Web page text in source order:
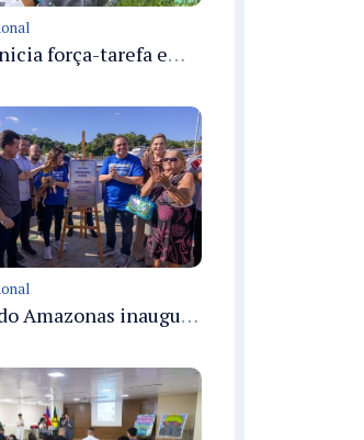
Cosama inicia força-tarefa em Anamã para fortalecer abastecimento de água e segurança hídrica da população
Governo do Amazonas inaugura primeiro Castramóvel Fluvial para atendimento veterinário às comunidades ribeirinhas e castração gratuita